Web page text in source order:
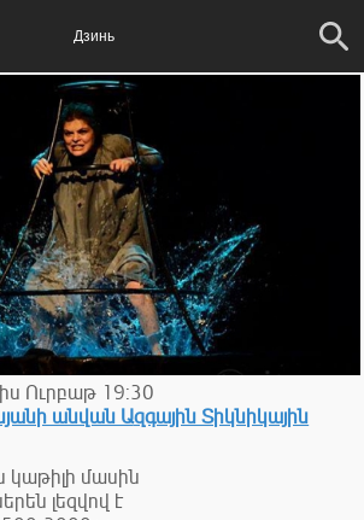
Дзинь
Ուրբաթ 19:30
անվան Ազգային Տիկնիկային
կաթիլի մասին
լեզվով է